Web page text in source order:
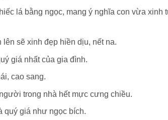
lá bằng ngọc, mang ý nghĩa con vừa xinh
sẽ xinh đẹp hiền dịu, nết na.
giá nhất của gia đình.
cao sang.
trong nhà hết mực cưng chiều.
quý giá như ngọc bích.